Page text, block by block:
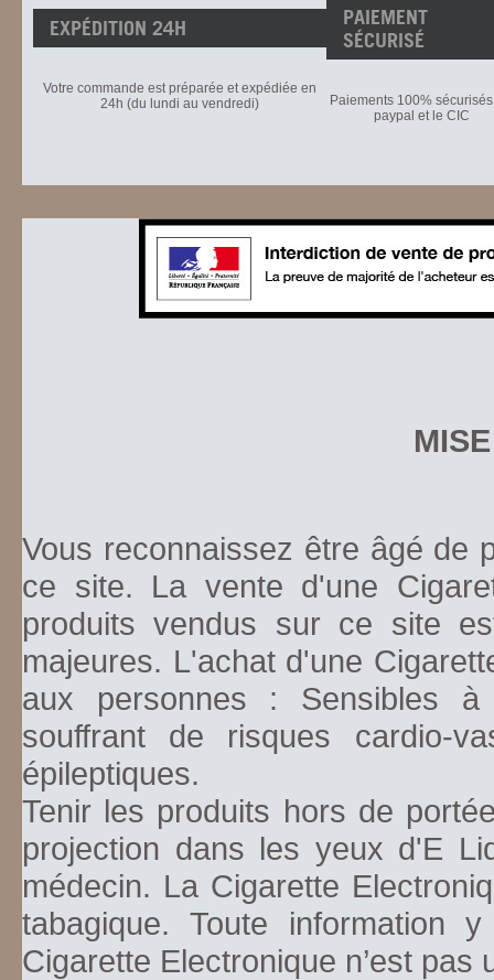
EXPÉDITION 24H
Votre commande est préparée et expédiée en
24h (du lundi au vendredi)
PAIEMENT
SÉCURISÉ
Paiements 100%
paypal et le CIC
Vous reconnaissez être âgé de
ce site. La vente d'une
produits vendus sur ce site
majeures. L'achat d'une
aux personnes : Sensibles
souffrant de risques cardio-
épileptiques.
Tenir les produits hors de
projection dans les yeux d'E
médecin. La Cigarette
tabagique. Toute information
Cigarette Electronique n’est pas